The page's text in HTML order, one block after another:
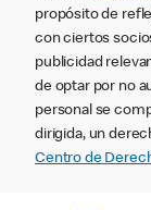
propósito de
con ciertos
publicidad
de optar por no
personal se
dirigida, un
Centro de